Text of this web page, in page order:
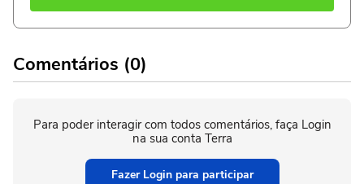
Comentários (0)
Para poder interagir com todos comentários, faça Login
na sua conta Terra
Fazer Login para participar